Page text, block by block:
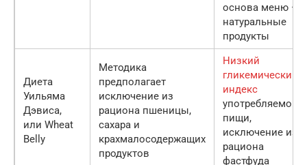
основа меню —
натуральные
продукты
Диета
Уильяма
Дэвиса,
или Wheat
Belly
Методика
предполагает
исключение из
рациона пшеницы,
сахара и
крахмалосодержащих
продуктов
Низкий
гликемический
индекс
употребляемой
пищи,
исключение из
рациона
фастфуда